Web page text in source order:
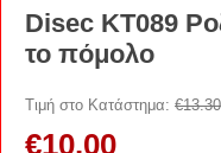
Disec KT089
το πόμολο
Τιμή στο Κατάστημα: €13.30
€10.00